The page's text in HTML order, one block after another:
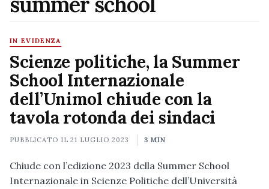
IN EVIDENZA
Scienze politiche, la Summer
School Internazionale
dell’Unimol chiude con la
tavola rotonda dei sindaci
PUBBLICATO IL21 LUGLIO 2023 3 MIN
Chiude con l’edizione 2023 della Summer School
Internazionale in Scienze Politiche dell’Università